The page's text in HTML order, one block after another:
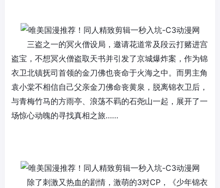
三盗之一的冥火僧设局，邀请花道常及段云打赌进宫
盗宝，不想冥火僧盗取天书并引发了京城爆炸案，作为锦
衣卫北镇抚司首领的金刀佛也丧命于火海之中。而男主角
袁小棠不相信自己父亲金刀佛命丧黄泉，脱离锦衣卫后，
与青梅竹马的方雨亭、浪荡不羁的石尧山一起，展开了一
场惊心动魄的寻找真相之旅……
除了刺激又热血的剧情，激萌的3对CP，《少年锦衣